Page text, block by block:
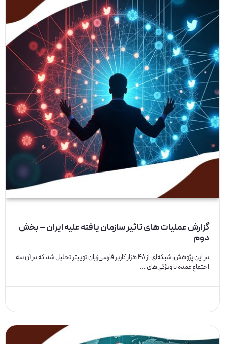
گزارش عملیات های تاثیر سازمان یافته علیه ایران – بخش
دوم
در این پژوهش، شبکه‌ای از ۴۸ هزار کاربر فارسی‌زبان توییتر تحلیل شد که در آن سه
اجتماع عمده با ویژگی‌های ...